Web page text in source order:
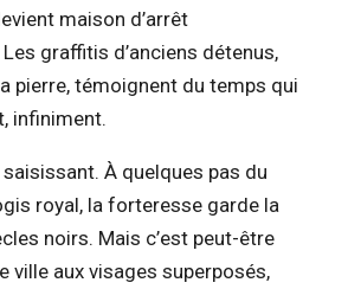
maison d’arrêt
graffitis d’anciens détenus,
pierre, témoignent du temps qui
infiniment.
À quelques pas du
royal, la forteresse garde la
noirs. Mais c’est peut-être
ville aux visages superposés,